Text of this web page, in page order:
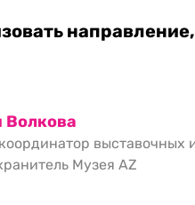
Волкова
выставочных
Музея AZ